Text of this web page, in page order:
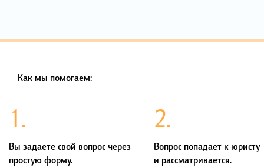
Как мы помогаем:
1.
Вы задаете свой вопрос через
простую форму.
2.
Вопрос попадает к юристу
и рассматривается.